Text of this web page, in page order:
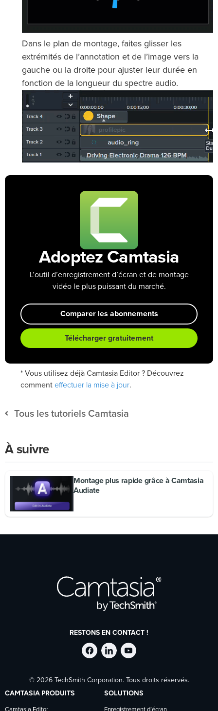
Dans le plan de montage, faites glisser les
extrémités de l’annotation et de l’image vers la
gauche ou la droite pour ajuster leur durée en
fonction de la longueur du spectre audio.
Adoptez Camtasia
L’outil d’enregistrement d’écran et de montage
vidéo le plus puissant du marché.
Comparer les abonnements
Télécharger gratuitement
* Vous utilisez déjà Camtasia Editor ? Découvrez
comment effectuer la mise à jour.
Tous les tutoriels Camtasia
À suivre
Montage plus rapide grâce à Camtasia
Audiate
RESTONS EN CONTACT !
Suivre
TechSmith
Suivre
TechSmith
Suivre
TechSmith
© 2026 TechSmith Corporation. Tous droits réservés.
CAMTASIA PRODUITS SOLUTIONS